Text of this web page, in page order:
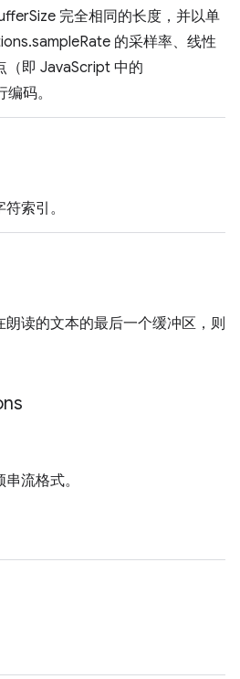
完全相同的长度，并以单
的采样率、线性
（即 JavaScript 中的
码。
索引。
读的文本的最后一个缓冲区，则
流格式。